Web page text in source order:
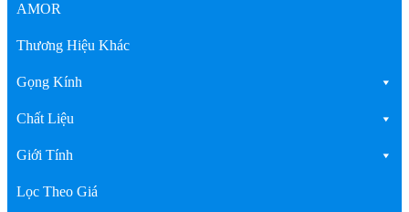
AMOR
Thương Hiệu Khác
Gọng Kính
Chất Liệu
Giới Tính
Lọc Theo Giá